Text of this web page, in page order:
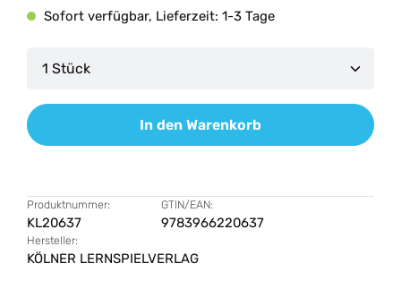
Sofort verfügbar, Lieferzeit: 1-3 Tage
Produkt Anzahl: Gib den gewünschten Wert
In den Warenkorb
Produktnummer:
KL20637
GTIN/EAN:
9783966220637
Hersteller:
KÖLNER LERNSPIELVERLAG